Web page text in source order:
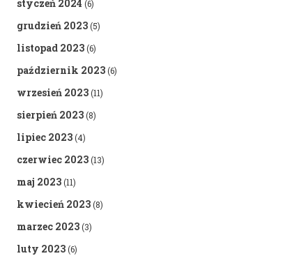
styczeń 2024 (6)
grudzień 2023(5)
listopad 2023(6)
październik 2023(6)
wrzesień 2023(11)
sierpień 2023(8)
lipiec 2023(4)
czerwiec 2023(13)
maj 2023(11)
kwiecień 2023(8)
marzec 2023(3)
luty 2023(6)